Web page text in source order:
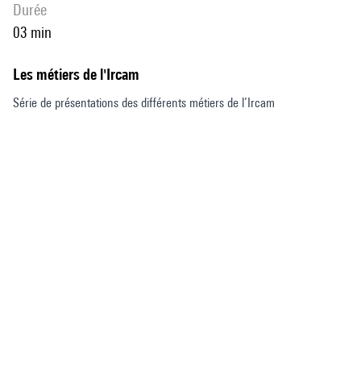
durée
03 min
Les métiers de l'Ircam
Série de présentations des différents métiers de l’Ircam